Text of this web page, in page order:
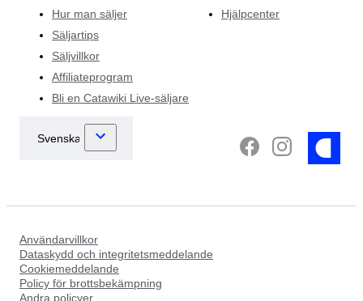
Hur man säljer
Säljartips
Säljvillkor
Affiliateprogram
Bli en Catawiki Live-säljare
Hjälpcenter
Användarvillkor
Dataskydd och integritetsmeddelande
Cookiemeddelande
Policy för brottsbekämpning
Andra policyer